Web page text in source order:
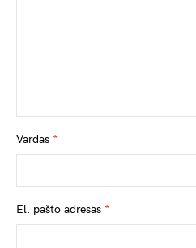
Vardas *
El. pašto adresas *